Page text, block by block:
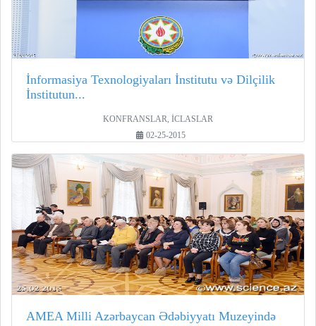
İnformasiya Texnologiyaları İnstitutu və Dilçilik
İnstitutun...
KONFRANSLAR, İCLASLAR
02-25-2015
AMEA Milli Azərbaycan Ədəbiyyatı Muzeyində